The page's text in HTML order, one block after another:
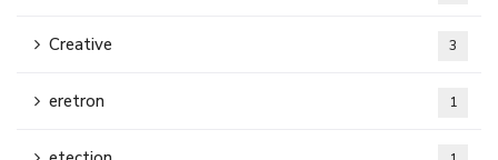
Creative 3
eretron 1